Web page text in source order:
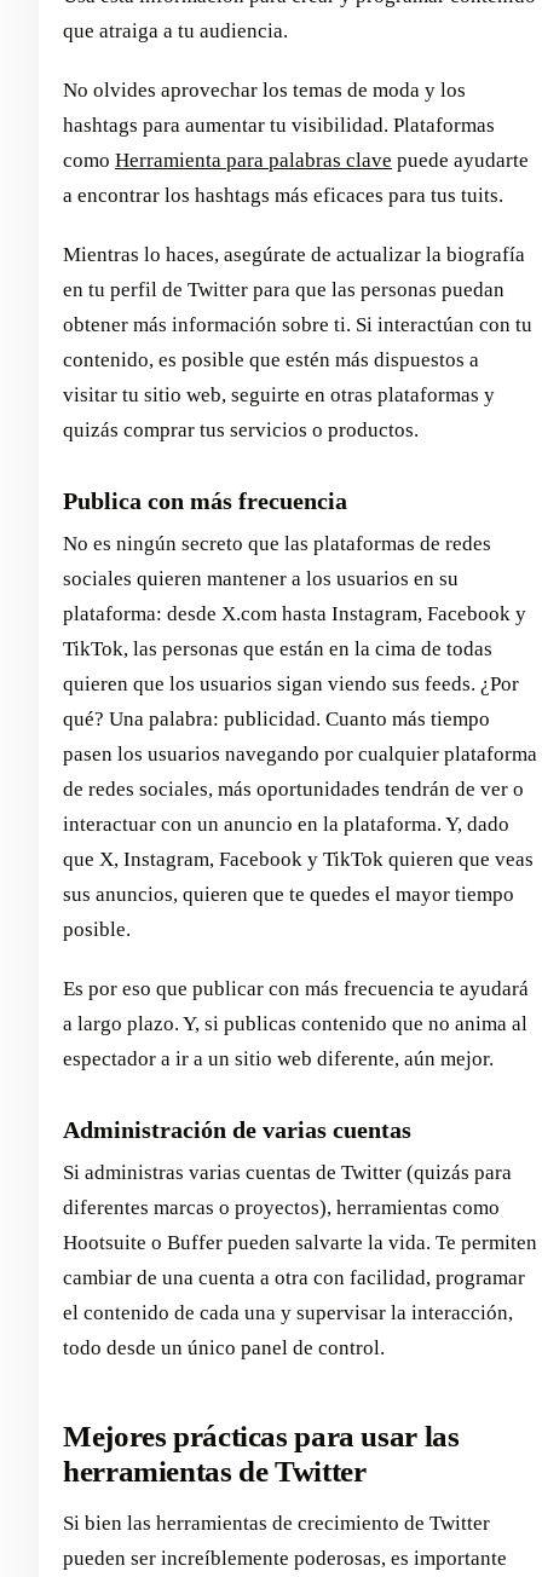
que atraiga a tu audiencia.
No olvides aprovechar los temas de moda y los
hashtags para aumentar tu visibilidad. Plataformas
como Herramienta para palabras clave puede ayudarte
a encontrar los hashtags más eficaces para tus tuits.
Mientras lo haces, asegúrate de actualizar la biografía
en tu perfil de Twitter para que las personas puedan
obtener más información sobre ti. Si interactúan con tu
contenido, es posible que estén más dispuestos a
visitar tu sitio web, seguirte en otras plataformas y
quizás comprar tus servicios o productos.
Publica con más frecuencia
No es ningún secreto que las plataformas de redes
sociales quieren mantener a los usuarios en su
plataforma: desde X.com hasta Instagram, Facebook y
TikTok, las personas que están en la cima de todas
quieren que los usuarios sigan viendo sus feeds. ¿Por
qué? Una palabra: publicidad. Cuanto más tiempo
pasen los usuarios navegando por cualquier plataforma
de redes sociales, más oportunidades tendrán de ver o
interactuar con un anuncio en la plataforma. Y, dado
que X, Instagram, Facebook y TikTok quieren que veas
sus anuncios, quieren que te quedes el mayor tiempo
posible.
Es por eso que publicar con más frecuencia te ayudará
a largo plazo. Y, si publicas contenido que no anima al
espectador a ir a un sitio web diferente, aún mejor.
Administración de varias cuentas
Si administras varias cuentas de Twitter (quizás para
diferentes marcas o proyectos), herramientas como
Hootsuite o Buffer pueden salvarte la vida. Te permiten
cambiar de una cuenta a otra con facilidad, programar
el contenido de cada una y supervisar la interacción,
todo desde un único panel de control.
Mejores prácticas para usar las
herramientas de Twitter
Si bien las herramientas de crecimiento de Twitter
pueden ser increíblemente poderosas, es importante